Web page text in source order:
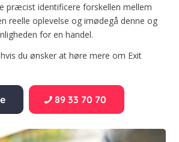
præcist identificere forskellen mellem
reelle oplevelse og imødegå denne og
for en handel.
du ønsker at høre mere om Exit
89 33 70 70